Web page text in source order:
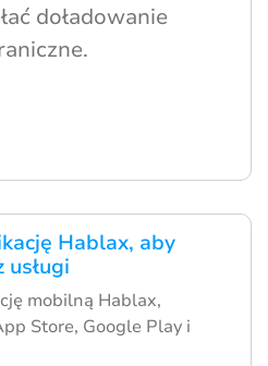
Hablax, aby
usługi
mobilną Hablax,
Store, Google Play i
doładowanie